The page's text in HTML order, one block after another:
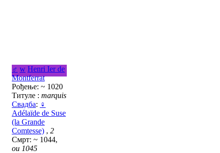
♂ w Henri Ier de
Montferrat
Рођење: ~ 1020
Титуле : marquis
Свадба: ♀
Adélaïde de Suse
(la Grande
Comtesse) , 2
Смрт: ~ 1044,
ou 1045